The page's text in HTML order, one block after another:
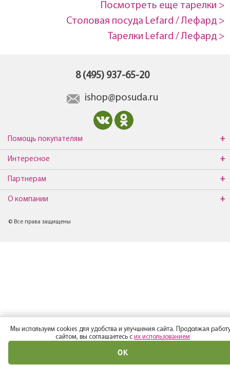
Посмотреть еще тарелки >
Столовая посуда Lefard / Лефард >
Тарелки Lefard / Лефард >
8 (495) 937-65-20
ishop@posuda.ru
Помощь покупателям
Интересное
Партнерам
О компании
© Все права защищены
Мы используем cookies для удобства и улучшения сайта. Продолжая
сайтом, вы соглашаетесь с их использованием
ОК